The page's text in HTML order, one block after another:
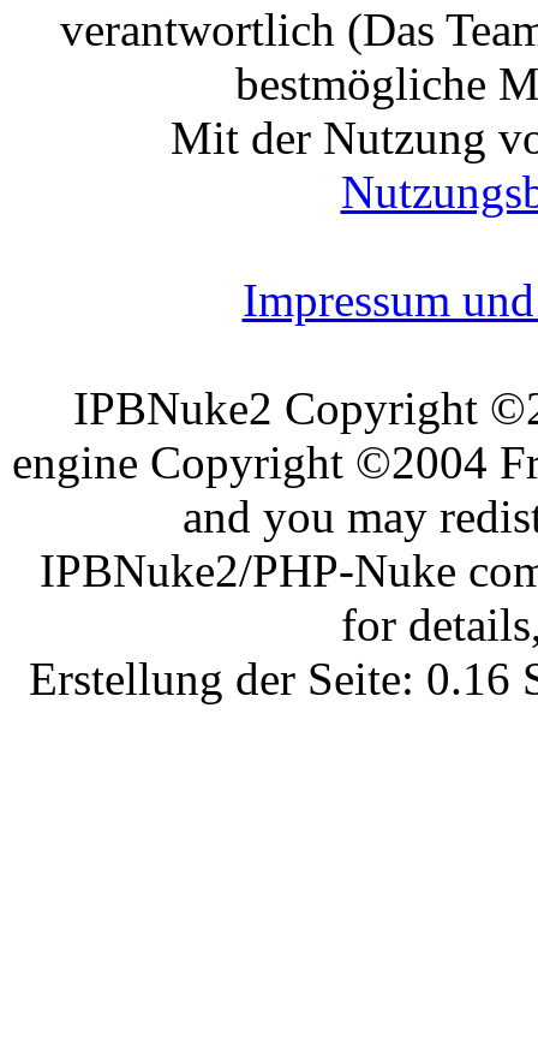
verantwortlich (Das
bestmögliche
Mit der Nutzung
Impressum
IPBNuke2 Copyright
engine Copyright ©2004
and you may
IPBNuke2/PHP-Nuke
for
Erstellung der Seite: 0.16